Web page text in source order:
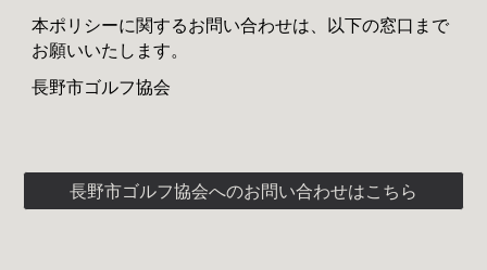
本ポリシーに関するお問い合わせは、以下の窓口まで
お願いいたします。
長野市ゴルフ協会
長野市ゴルフ協会へのお問い合わせはこちら